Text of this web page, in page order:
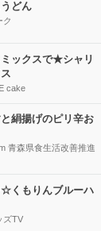
どん
ク
ックスで★シャリ
cake
と絹揚げのピリ辛お
青森県食生活改善推進
くもりんブルーハ
ズTV